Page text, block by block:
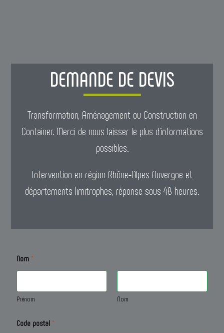
DEMANDE DE DEVIS
Transformation, Aménagement ou Construction en
Container. Merci de nous laisser le plus d’informations
possibles.
Intervention en région Rhône-Alpes Auvergne et
départements limitrophes, réponse sous 48 heures.
Nom *
Prénom Nom
Code postal *